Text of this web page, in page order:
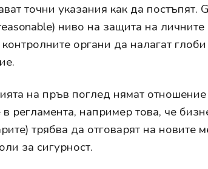
точни указания как да постъпят.
ниво на защита на
органи да налагат
на пръв поглед нямат
регламента, например това, че
трябва да отговарят на
за сигурност.